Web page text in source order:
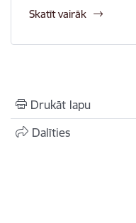
Skatīt vairāk
Drukāt lapu
Dalīties